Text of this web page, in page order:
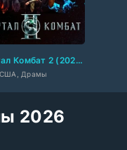
Мортал Комбат 2 (2026)
США, Драмы
2026